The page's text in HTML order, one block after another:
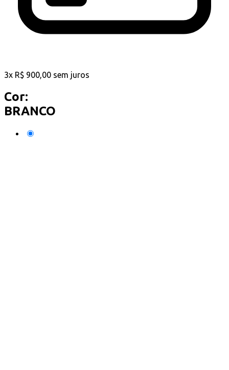
3x R$ 900,00 sem juros
Cor:
BRANCO